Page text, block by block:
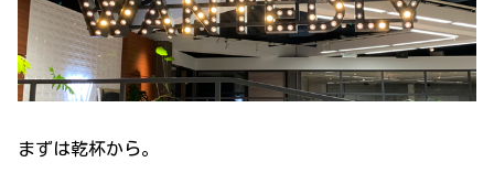
まずは乾杯から。